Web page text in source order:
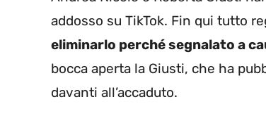
addosso su TikTok. Fin qui tutto
eliminarlo perché segnalato a
bocca aperta la Giusti, che ha
davanti all’accaduto.